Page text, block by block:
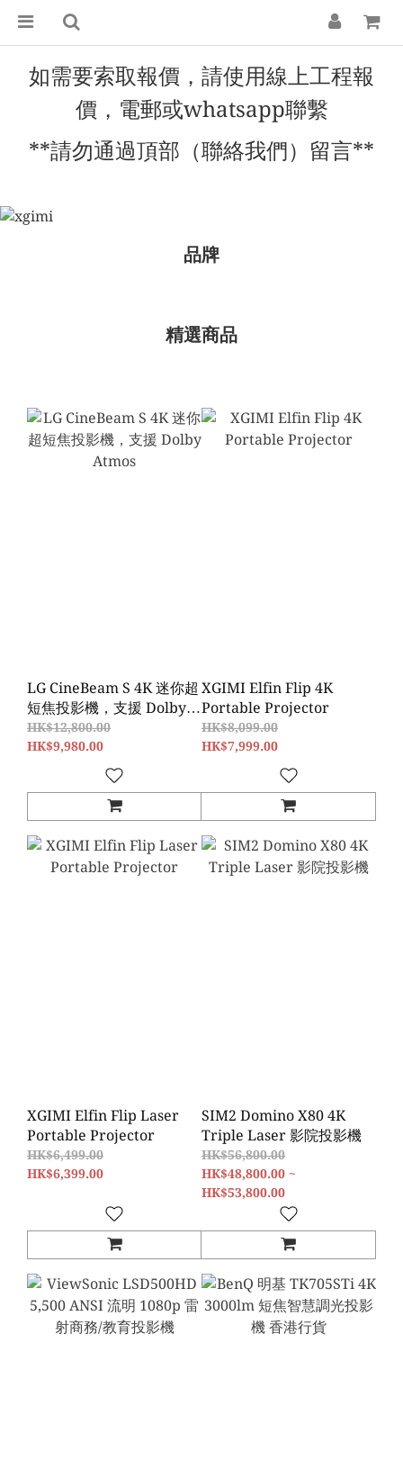
如需要索取報價，請使用線上工程報
價 ，電郵或whatsapp聯繫
**請勿通過頂部（聯絡我們）留言**
品牌
精選商品
LG CineBeam S 4K 迷你超
短焦投影機，支援 Dolby
Atmos
HK$12,800.00
HK$9,980.00
XGIMI Elfin Flip 4K
Portable Projector
HK$8,099.00
HK$7,999.00
XGIMI Elfin Flip Laser
Portable Projector
HK$6,499.00
HK$6,399.00
SIM2 Domino X80 4K
Triple Laser 影院投影機
HK$56,800.00
HK$48,800.00 ~
HK$53,800.00